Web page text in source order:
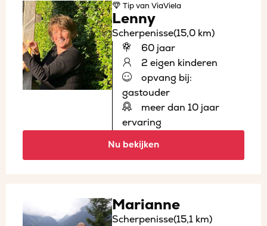
Tipvan ViaViela
Lenny
Scherpenisse(15,0 km)
60 jaar
2 eigen kinderen
opvang bij:
gastouder
meer dan 10 jaar
ervaring
Nu bekijken
Marianne
Scherpenisse(15,1 km)